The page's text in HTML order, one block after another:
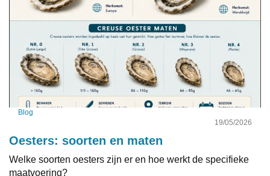
Blog
19/05/2026
Oesters: soorten en maten
Welke soorten oesters zijn er en hoe werkt de specifieke
maatvoering?